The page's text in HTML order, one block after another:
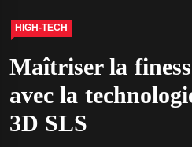
HIGH-TECH
Maîtriser la
avec la
3D SLS